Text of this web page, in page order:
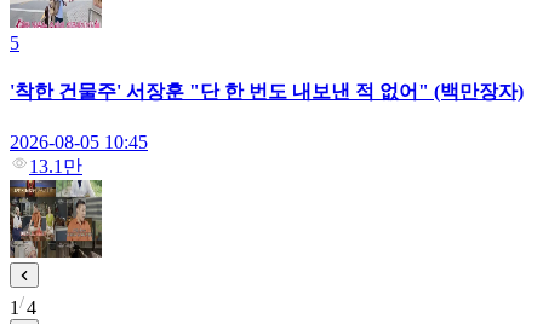
5
'착한 건물주' 서장훈 "단 한 번도 내보낸 적 없어" (백만장자)
2026-08-05 10:45
13.1만
1 4